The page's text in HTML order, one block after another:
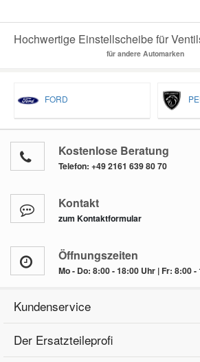
Hochwertige Einstellscheibe für
für andere Automarken
FORD
Kostenlose Beratung
Telefon: +49 2161 639 80 70
Kontakt
zum Kontaktformular
Öffnungszeiten
Mo - Do: 8:00 - 18:00 Uhr | Fr: 8:00 -
Kundenservice
Der Ersatzteileprofi